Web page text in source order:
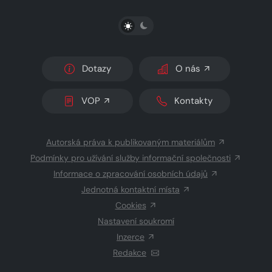
PŘEPNOUT SVĚTLÝ/TMAVÝ REŽIM
Dotazy O nás
VOP Kontakty
Autorská práva k publikovaným materiálům
Podmínky pro užívání služby informační společnosti
Informace o zpracování osobních údajů
Jednotná kontaktní místa
Cookies
Nastavení soukromí
Inzerce
Redakce